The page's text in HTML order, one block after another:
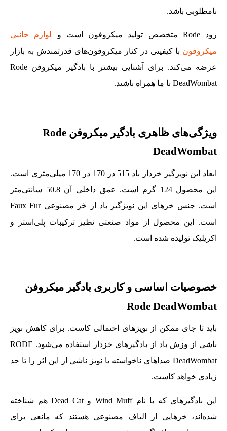
نامطلوبی باشد.
رود Rode متخصص تولید میکروفون است و
لوازم جانبی
میکروفون با کیفیتی در کنار میکروفون‌های قدرتمندش به بازار
عرضه می‌کند. برای آشنایی بیشتر با بادگیر میکروفن Rode
DeadWombat با ما همراه باشید.
ویژگی‌های ظاهری بادگیر میکروفن Rode
DeadWombat
ابعاد این نویزگیر خزدار باد 515 در 170 در 170 میلی‌متری است.
این محصول 124 گرم است. عمق داخلی آن 50.8 سانتی‌متر
است. جنس خزهای این نویزگیر باد از خَز مصنوعی Faux Fur
است. این محصول از مواد صنعتی نظیر ترکیبات پلی‌استر و
اکریلیک تولیده شده است.
خصوصیات اساسی و کاربری بادگیر میکروفن
Rode DeadWombat
باید تا جای ممکن از نویزهای احتمالی کاست. برای کاهش نویز
ناشی از وزش باد از بادگیرهای خزدار استفاده می‌شود. RODE
DeadWombat صداهای ناخواسته یا نویز ناشی از این اثر را تا حد
زیادی خواهد کاست.
این بادگیرهای که با نام Wind Muff و Dead Cat هم شناخته
شده‌اند، خزهایی از الیاف مصنوعی هستند که مانعی برای